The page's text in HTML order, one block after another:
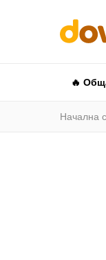
🔥
Начална